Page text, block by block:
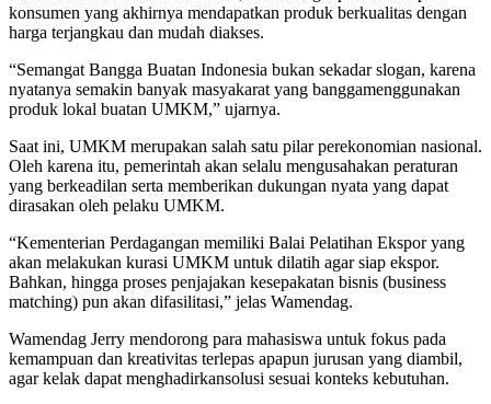
konsumen yang akhirnya mendapatkan produk berkualitas dengan
harga terjangkau dan mudah diakses.
“Semangat Bangga Buatan Indonesia bukan sekadar slogan, karena
nyatanya semakin banyak masyakarat yang banggamenggunakan
produk lokal buatan UMKM,” ujarnya.
Saat ini, UMKM merupakan salah satu pilar perekonomian nasional.
Oleh karena itu, pemerintah akan selalu mengusahakan peraturan
yang berkeadilan serta memberikan dukungan nyata yang dapat
dirasakan oleh pelaku UMKM.
“Kementerian Perdagangan memiliki Balai Pelatihan Ekspor yang
akan melakukan kurasi UMKM untuk dilatih agar siap ekspor.
Bahkan, hingga proses penjajakan kesepakatan bisnis (business
matching) pun akan difasilitasi,” jelas Wamendag.
Wamendag Jerry mendorong para mahasiswa untuk fokus pada
kemampuan dan kreativitas terlepas apapun jurusan yang diambil,
agar kelak dapat menghadirkansolusi sesuai konteks kebutuhan.